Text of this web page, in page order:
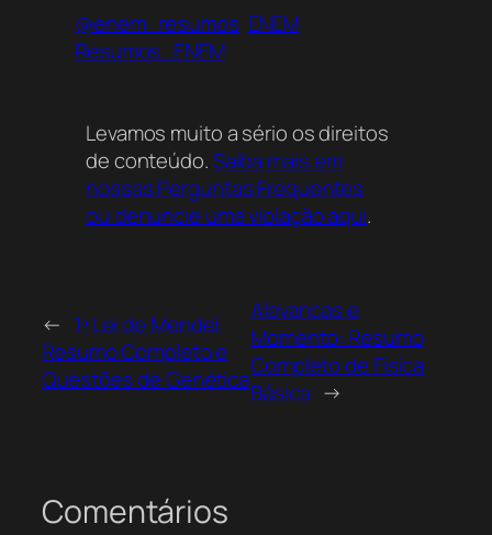
visão clara de suas diferenças em relação ao
papel do governo e da propriedade, pode
seus estudos.
@enem_resumos ENEM
Resumos_ENEM
Levamos muito a sério os direitos
de conteúdo.Saiba mais em
nossas Perguntas Frequentes
ou denuncie uma violação aqui.
← 1ª Lei de Mendel:
Resumo Completo e
Questões de Genética
Alavancas e
Momento: Resumo
Completo de Física
Básica →
Comentários